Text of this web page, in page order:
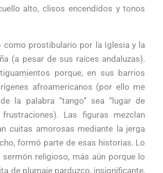
alto, clisos encendidos y tonos
prostibulario por la Iglesia y la
(a pesar de sus raíces andaluzas).
porque, en sus barrios
afroamericanos (por ello me
la palabra “tango” sea “lugar de
Las figuras mezclan
cuitas amorosas mediante la jerga
formó parte de esas historias. Lo
religioso, más aún porque lo
de plumaje parduzco, insignificante,